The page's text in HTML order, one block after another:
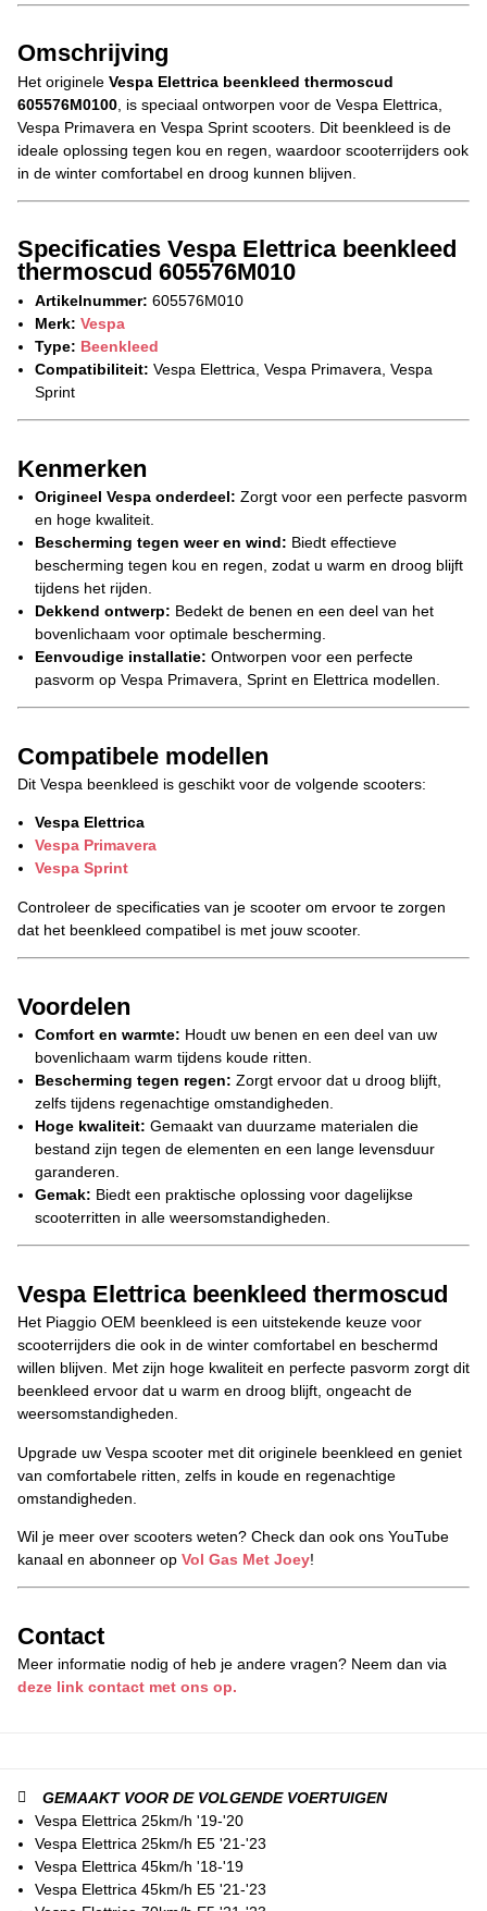
Omschrijving
Het originele Vespa Elettrica beenkleed thermoscud
605576M0100 , is speciaal ontworpen voor de Vespa Elettrica,
Vespa Primavera en Vespa Sprint scooters. Dit beenkleed is de
ideale oplossing tegen kou en regen, waardoor scooterrijders ook
in de winter comfortabel en droog kunnen blijven.
Specificaties Vespa Elettrica beenkleed
thermoscud 605576M010
Artikelnummer: 605576M010
Merk: Vespa
Type: Beenkleed
Compatibiliteit: Vespa Elettrica, Vespa Primavera, Vespa
Sprint
Kenmerken
Origineel Vespa onderdeel: Zorgt voor een perfecte pasvorm
en hoge kwaliteit.
Bescherming tegen weer en wind: Biedt effectieve
bescherming tegen kou en regen, zodat u warm en droog blijft
tijdens het rijden.
Dekkend ontwerp: Bedekt de benen en een deel van het
bovenlichaam voor optimale bescherming.
Eenvoudige installatie: Ontworpen voor een perfecte
pasvorm op Vespa Primavera, Sprint en Elettrica modellen.
Compatibele modellen
Dit Vespa beenkleed is geschikt voor de volgende scooters:
Vespa Elettrica
Vespa Primavera
Vespa Sprint
Controleer de specificaties van je scooter om ervoor te zorgen
dat het beenkleed compatibel is met jouw scooter.
Voordelen
Comfort en warmte: Houdt uw benen en een deel van uw
bovenlichaam warm tijdens koude ritten.
Bescherming tegen regen: Zorgt ervoor dat u droog blijft,
zelfs tijdens regenachtige omstandigheden.
Hoge kwaliteit: Gemaakt van duurzame materialen die
bestand zijn tegen de elementen en een lange levensduur
garanderen.
Gemak: Biedt een praktische oplossing voor dagelijkse
scooterritten in alle weersomstandigheden.
Vespa Elettrica beenkleed thermoscud
Het Piaggio OEM beenkleed is een uitstekende keuze voor
scooterrijders die ook in de winter comfortabel en beschermd
willen blijven. Met zijn hoge kwaliteit en perfecte pasvorm zorgt dit
beenkleed ervoor dat u warm en droog blijft, ongeacht de
weersomstandigheden.
Upgrade uw Vespa scooter met dit originele beenkleed en geniet
van comfortabele ritten, zelfs in koude en regenachtige
omstandigheden.
Wil je meer over scooters weten? Check dan ook ons YouTube
kanaal en abonneer op Vol Gas Met Joey!
Contact
Meer informatie nodig of heb je andere vragen? Neem dan via
deze link contact met ons op.
GEMAAKT VOOR DE VOLGENDE VOERTUIGEN
Vespa Elettrica 25km/h '19-'20
Vespa Elettrica 25km/h E5 '21-'23
Vespa Elettrica 45km/h '18-'19
Vespa Elettrica 45km/h E5 '21-'23